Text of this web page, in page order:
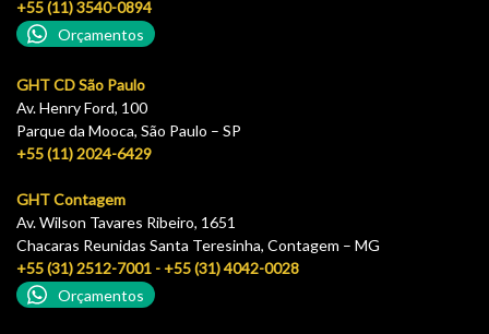
+55 (11) 3540-0894
Orçamentos
GHT CD São Paulo
Av. Henry Ford, 100
Parque da Mooca, São Paulo – SP
+55 (11) 2024-6429
GHT Contagem
Av. Wilson Tavares Ribeiro, 1651
Chacaras Reunidas Santa Teresinha, Contagem – MG
+55 (31) 2512-7001 - +55 (31) 4042-0028
Orçamentos